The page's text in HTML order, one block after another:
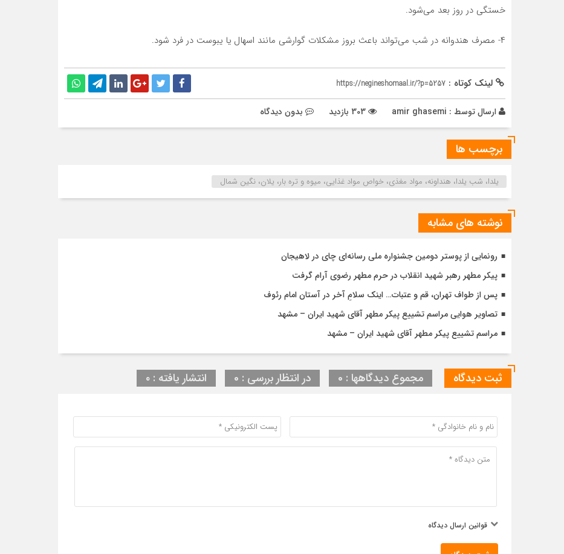
خستگی در روز بعد می‌شود.
۴- مصرف هندوانه در شب می‌تواند باعث بروز مشکلات گوارشی مانند اسهال یا یبوست در فرد شود.
لینک کوتاه : https://negineshomaal.ir/?p=5257
ارسال توسط : amir ghasemi بدون دیدگاه
برچسب ها
یلدا، شب یلدا، هنداونه، مواد مغذی، خواص مواد غذایی، میوه و تره بار، یلان، نگین شمال
نوشته های مشابه
رونمایی از پوستر دومین جشنواره ملی رسانه‌ای چای در لاهیجان
پیکر مطهر رهبر شهید انقلاب در حرم مطهر رضوی آرام گرفت
پس از طواف تهران، قم و عتبات… اینک سلامِ آخر در آستان امام رئوف
تصاویر هوایی مراسم تشییع پیکر مطهر آقای شهید ایران – مشهد
مراسم تشییع پیکر مطهر آقای شهید ایران – مشهد
ثبت دیدگاه مجموع دیدگاهها : 0 در انتظار بررسی : 0 انتشار یافته : ۰
قوانین ارسال دیدگاه